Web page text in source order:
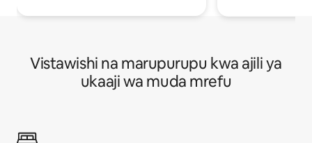
Vistawishi na marupurupu kwa ajili ya
ukaaji wa muda mrefu